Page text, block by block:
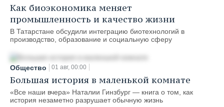
Как биоэкономика меняет
промышленность и качество жизни
В Татарстане обсудили интеграцию биотехнологий в
производство, образование и социальную сферу
Общество 01 авг, 00:00
Большая история в маленькой комнате
«Все наши вчера» Наталии Гинзбург — книга о том, как
история незаметно разрушает обычную жизнь